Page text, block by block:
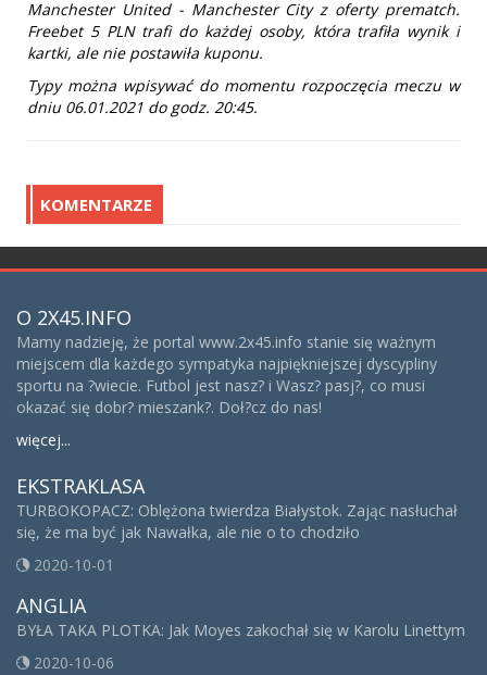
Manchester United - Manchester City z oferty prematch.
Freebet 5 PLN trafi do każdej osoby, która trafiła wynik i
kartki, ale nie postawiła kuponu.
Typy można wpisywać do momentu rozpoczęcia meczu w
dniu 06.01.2021 do godz. 20:45.
KOMENTARZE
O 2X45.INFO
Mamy nadzieję, że portal www.2x45.info stanie się ważnym
miejscem dla każdego sympatyka najpiękniejszej dyscypliny
sportu na ?wiecie. Futbol jest nasz? i Wasz? pasj?, co musi
okazać się dobr? mieszank?. Doł?cz do nas!
więcej...
EKSTRAKLASA
TURBOKOPACZ: Oblężona twierdza Białystok. Zając nasłuchał
się, że ma być jak Nawałka, ale nie o to chodziło
2020-10-01
ANGLIA
BYŁA TAKA PLOTKA: Jak Moyes zakochał się w Karolu Linettym
2020-10-06